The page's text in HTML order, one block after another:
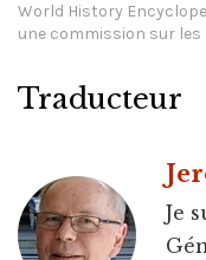
World History
une commission sur
Traducteur
Je